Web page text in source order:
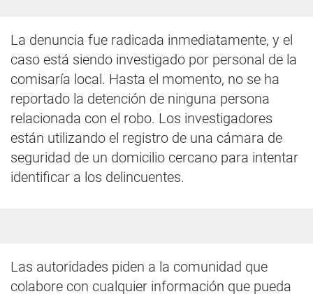
La denuncia fue radicada inmediatamente, y el
caso está siendo investigado por personal de la
comisaría local. Hasta el momento, no se ha
reportado la detención de ninguna persona
relacionada con el robo. Los investigadores
están utilizando el registro de una cámara de
seguridad de un domicilio cercano para intentar
identificar a los delincuentes.
Las autoridades piden a la comunidad que
colabore con cualquier información que pueda